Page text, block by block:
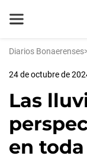
Diarios Bonaerenses
24 de octubre de
Las
en